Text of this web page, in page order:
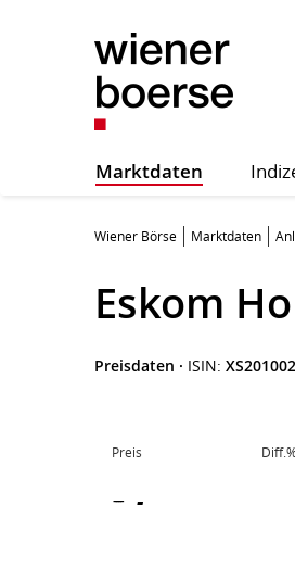
Marktdaten
Wiener Börse Marktdaten
Eskom
Preisdaten · ISIN:
Preis
-